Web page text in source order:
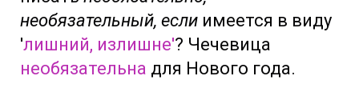
необязательный, если имеется в виду
'лишний, излишне'? Чечевица
необязательна для Нового года.